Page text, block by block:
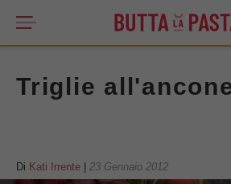
Triglie
Di Kati Irrente 23 Gennaio 2012